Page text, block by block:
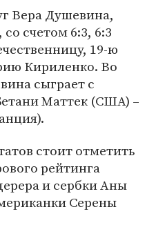
Вера Душевина,
со счетом 6:3, 6:3
19-ю
Кириленко. Во
сыграет с
Маттек (США) –
стоит отметить
рейтинга
и сербки Аны
Серены